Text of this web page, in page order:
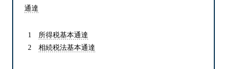
通達
所得税基本通達
相続税法基本通達